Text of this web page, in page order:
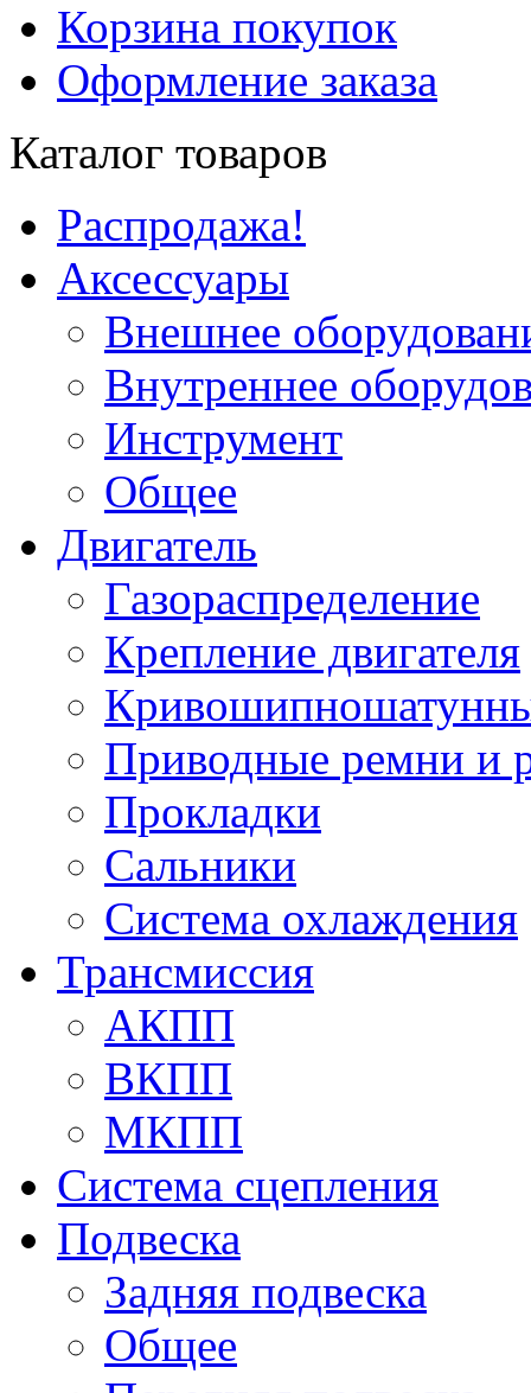
Корзина покупок
Оформление заказа
Каталог товаров
Распродажа!
Аксессуары
Внешнее
Внутреннее
Инструмент
Общее
Двигатель
Газораспределение
Крепление двигателя
Приводные ремни и
Прокладки
Сальники
Система охлаждения
Трансмиссия
АКПП
ВКПП
МКПП
Система сцепления
Подвеска
Задняя подвеска
Общее